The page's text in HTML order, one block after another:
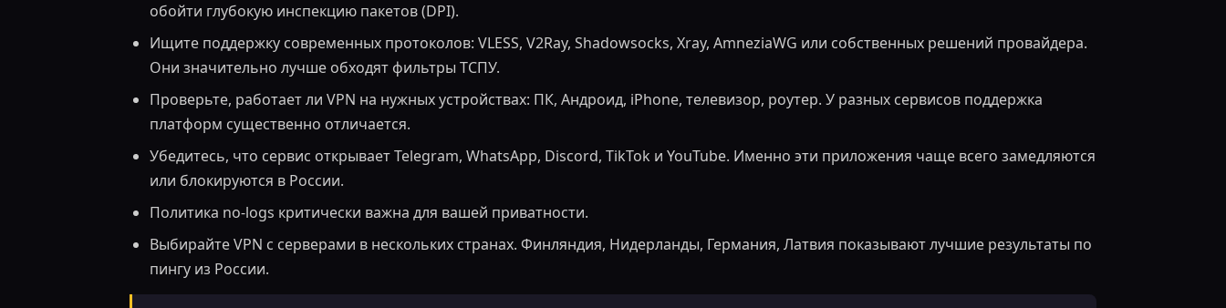
обойти глубокую инспекцию пакетов (DPI).
Ищите поддержку современных протоколов: VLESS, V2Ray, Shadowsocks, Xray, AmneziaWG или собственных решений провайдера.
Они значительно лучше обходят фильтры ТСПУ.
Проверьте, работает ли VPN на нужных устройствах: ПК, Андроид, iPhone, телевизор, роутер. У разных сервисов поддержка
платформ существенно отличается.
Убедитесь, что сервис открывает Telegram, WhatsApp, Discord, TikTok и YouTube. Именно эти приложения чаще всего замедляются
или блокируются в России.
Политика no-logs критически важна для вашей приватности.
Выбирайте VPN с серверами в нескольких странах. Финляндия, Нидерланды, Германия, Латвия показывают лучшие результаты по
пингу из России.